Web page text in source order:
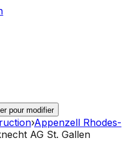
pour modifier
›Appenzell Rhodes-
AG St. Gallen